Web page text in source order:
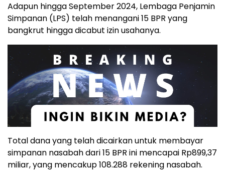
Adapun hingga September 2024, Lembaga Penjamin
Simpanan (LPS) telah menangani 15 BPR yang
bangkrut hingga dicabut izin usahanya.
Total dana yang telah dicairkan untuk membayar
simpanan nasabah dari 15 BPR ini mencapai Rp899,37
miliar, yang mencakup 108.288 rekening nasabah.